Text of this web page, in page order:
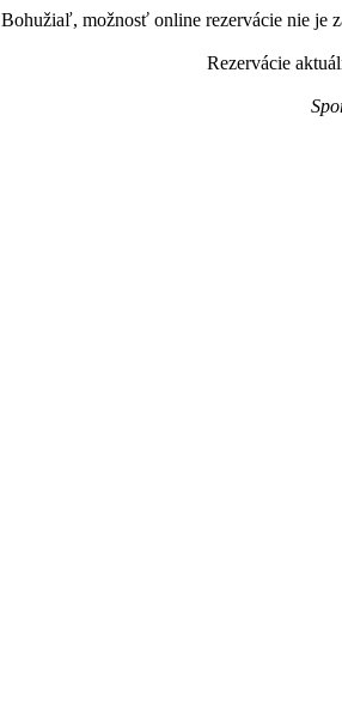
Bohužiaľ, možnosť online rezervácie nie je
Rezervácie